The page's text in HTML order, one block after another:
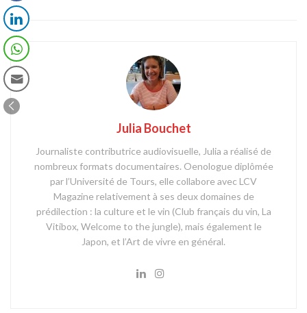
Julia Bouchet
Journaliste contributrice audiovisuelle, Julia a réalisé de
nombreux formats documentaires. Oenologue diplômée
par l’Université de Tours, elle collabore avec LCV
Magazine relativement à ses deux domaines de
prédilection : la culture et le vin (Club français du vin, La
Vitibox, Welcome to the jungle), mais également le
Japon, et l’Art de vivre en général.